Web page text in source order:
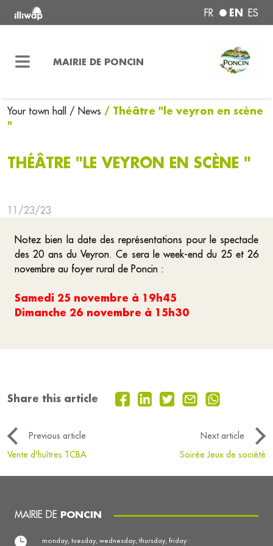
FR EN ES
MAIRIE DE PONCIN
Your town hall / News / Théâtre "le veyron en scène
"
THÉÂTRE "LE VEYRON EN SCÈNE "
11/23/23
Notez bien la date des représentations pour le spectacle
des 20 ans du Veyron. Ce sera le week-end du 25 et 26
novembre au foyer rural de Poncin :
Samedi 25 novembre à 19h45
Dimanche 26 novembre à 15h30
Share this article
Previous article
Next article
Vente d'huîtres TCBA
Soirée Jeux de société
MAIRIE DE PONCIN
monday, tuesday, wednesday, thursday, friday :